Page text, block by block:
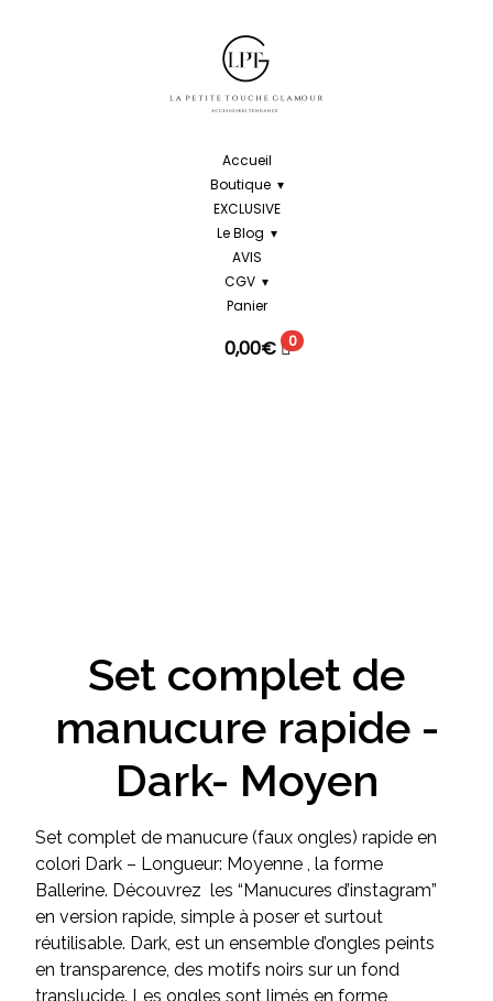
Accueil
Boutique
EXCLUSIVE
Le Blog
AVIS
CGV
Panier
0,00€ 0
Set complet de
manucure rapide -
Dark- Moyen
Set complet de manucure (faux ongles) rapide en
colori Dark – Longueur: Moyenne , la forme
Ballerine. Découvrez les “Manucures d’instagram”
en version rapide, simple à poser et surtout
réutilisable. Dark, est un ensemble d’ongles peints
en transparence, des motifs noirs sur un fond
translucide. Les ongles sont limés en forme